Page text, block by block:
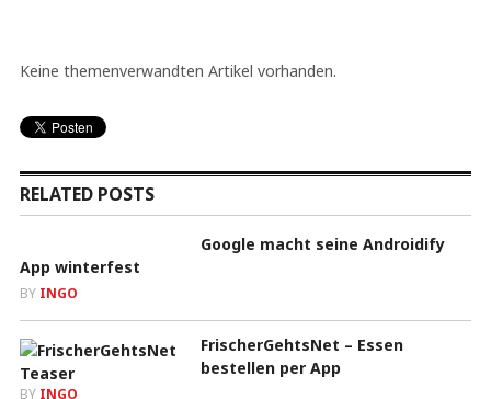
Keine themenverwandten Artikel vorhanden.
RELATED POSTS
Google macht seine Androidify
App winterfest
BY INGO
FrischerGehtsNet – Essen
bestellen per App
BY INGO